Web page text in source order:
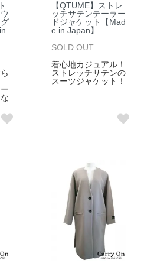
【QTUME】ストレ
ッチサテンテーラー
ドジャケット【Mad
e in Japan】
SOLD OUT
着心地カジュアル！
ストレッチサテンの
スーツジャケット！